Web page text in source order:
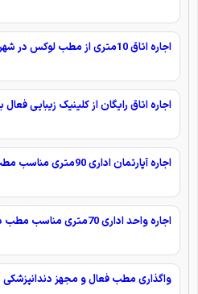
اجاره اتاق 10متری از مطب لوکس در شهر کرج
اجاره اتاق رایگان از کلینیک زیبایی
اجاره آپارتمان اداری 90متری مناسب مطب در کرج
اجاره واحد اداری 70متری مناسب مطب در عظیمیه کرج
واگذاری مطب فعال و مجهز